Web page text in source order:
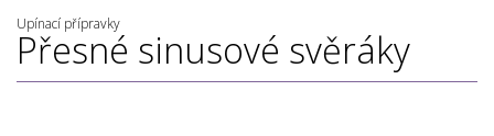
Upínací přípravky
Přesné sinusové svěráky